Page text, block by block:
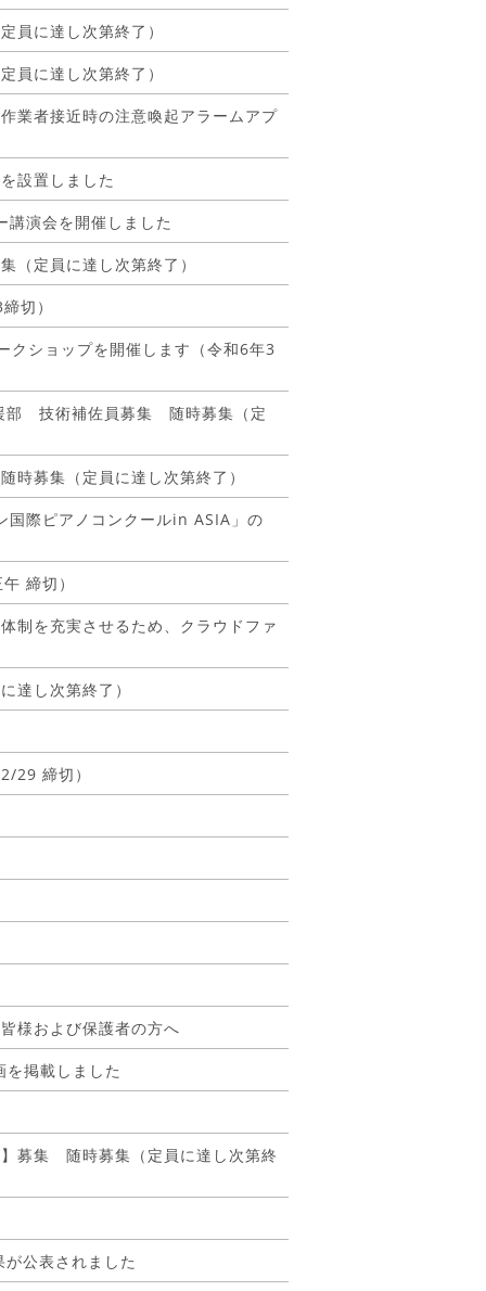
に達し次第終了）
に達し次第終了）
業者接近時の注意喚起アラームアプ
設置しました
演会を開催しました
定員に達し次第終了）
切）
ショップを開催します（令和6年3
部 技術補佐員募集 随時募集（定
募集（定員に達し次第終了）
国際ピアノコンクールin ASIA」の
締切）
制を充実させるため、クラウドファ
し次第終了）
29 締切）
様および保護者の方へ
掲載しました
募集 随時募集（定員に達し次第終
公表されました